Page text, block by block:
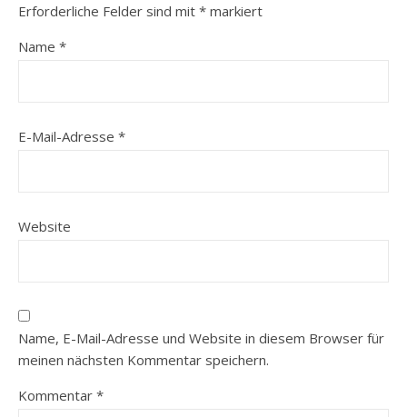
Erforderliche Felder sind mit * markiert
Name *
E-Mail-Adresse *
Website
Name, E-Mail-Adresse und Website in diesem Browser für
meinen nächsten Kommentar speichern.
Kommentar *